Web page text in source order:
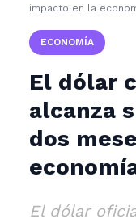
impacto en la
ECONOMÍA
El dólar
alcanza
dos
El dólar